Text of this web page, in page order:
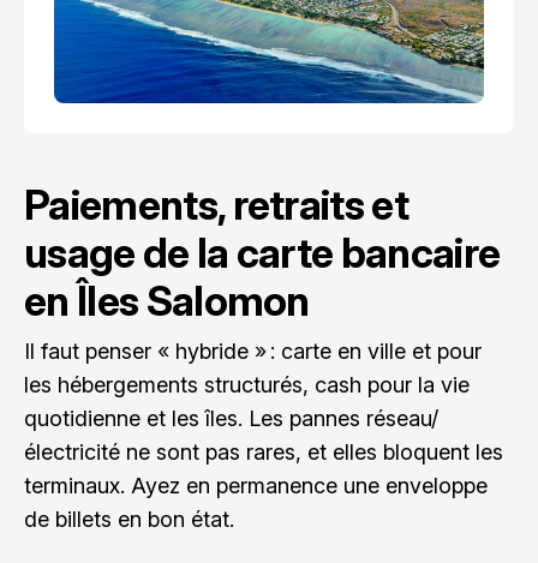
Paiements, retraits et
usage de la carte bancaire
en Îles Salomon
Il faut penser « hybride » : carte en ville et pour
les hébergements structurés, cash pour la vie
quotidienne et les îles. Les pannes réseau/
électricité ne sont pas rares, et elles bloquent les
terminaux. Ayez en permanence une enveloppe
de billets en bon état.